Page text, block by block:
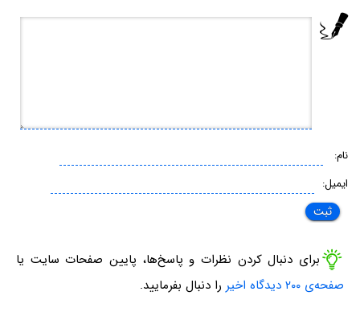
نام:
ایمیل:
برای دنبال کردن نظرات و پاسخ‌ها، پایین صفحات سایت یا
صفحه‌ی ۲۰۰ دیدگاه اخیر
را دنبال بفرمایید.